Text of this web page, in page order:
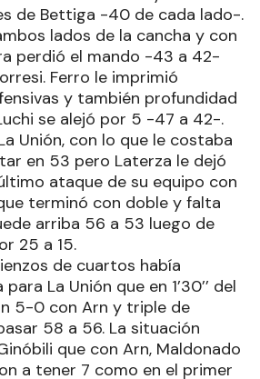
de Bettiga -40 de cada lado-.
lados de la cancha y con
perdió el mando -43 a 42-
Ferro le imprimió
y también profundidad
se alejó por 5 -47 a 42-.
Unión, con lo que le costaba
en 53 pero Laterza le dejó
ataque de su equipo con
terminó con doble y falta
arriba 56 a 53 luego de
25 a 15.
de cuartos había
La Unión que en 1’30’’ del
5-0 con Arn y triple de
58 a 56. La situación
que con Arn, Maldonado
a tener 7 como en el primer